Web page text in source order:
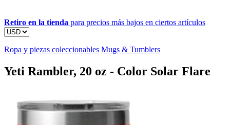
Retiro en la tienda para precios más bajos en ciertos artículos
Ropa y piezas coleccionables Mugs & Tumblers
Yeti Rambler, 20 oz - Color Solar Flare